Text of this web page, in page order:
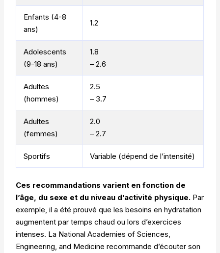
Enfants (4-8
ans)
1.2
Adolescents
(9-18 ans)
1.8
– 2.6
Adultes
(hommes)
2.5
– 3.7
Adultes
(femmes)
2.0
– 2.7
Sportifs Variable (dépend de l’intensité)
Ces recommandations varient en fonction de
l’âge, du sexe et du niveau d’activité physique. Par
exemple, il a été prouvé que les besoins en hydratation
augmentent par temps chaud ou lors d’exercices
intenses. La National Academies of Sciences,
Engineering, and Medicine recommande d’écouter son